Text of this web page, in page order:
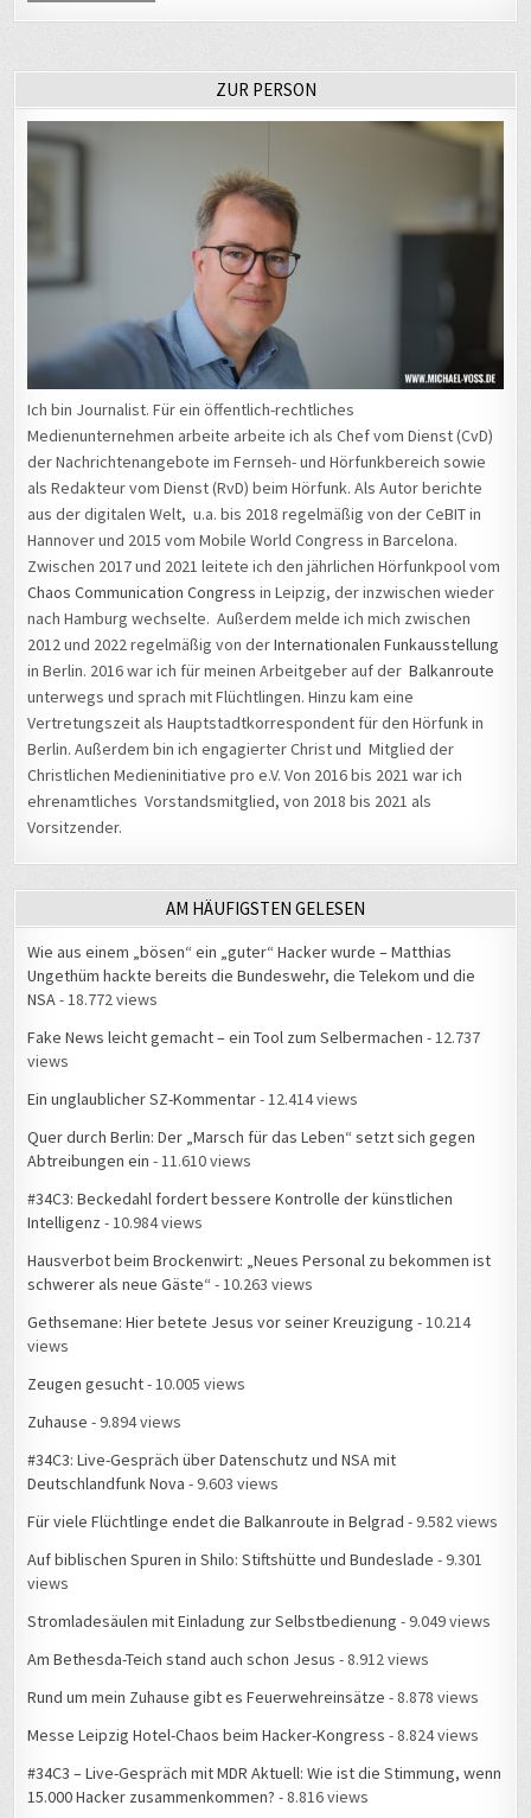
ZUR PERSON
Ich bin Journalist. Für ein öffentlich-rechtliches
Medienunternehmen arbeite arbeite ich als Chef vom Dienst (CvD)
der Nachrichtenangebote im Fernseh- und Hörfunkbereich sowie
als Redakteur vom Dienst (RvD) beim Hörfunk. Als Autor berichte
aus der digitalen Welt, u.a. bis 2018 regelmäßig von der CeBIT in
Hannover und 2015 vom Mobile World Congress in Barcelona.
Zwischen 2017 und 2021 leitete ich den jährlichen Hörfunkpool vom
Chaos Communication Congress in Leipzig, der inzwischen wieder
nach Hamburg wechselte. Außerdem melde ich mich zwischen
2012 und 2022 regelmäßig von derInternationalen Funkausstellung
in Berlin. 2016 war ich für meinen Arbeitgeber auf derBalkanroute
unterwegs und sprach mit Flüchtlingen. Hinzu kam eine
Vertretungszeit als Hauptstadtkorrespondent für den Hörfunk in
Berlin. Außerdem bin ich engagierter Christ und Mitglied der
Christlichen Medieninitiative pro e.V. Von 2016 bis 2021 war ich
ehrenamtliches Vorstandsmitglied, von 2018 bis 2021 als
Vorsitzender.
AM HÄUFIGSTEN GELESEN
Wie aus einem „bösen“ ein „guter“ Hacker wurde – Matthias
Ungethüm hackte bereits die Bundeswehr, die Telekom und die
NSA- 18.772 views
Fake News leicht gemacht – ein Tool zum Selbermachen - 12.737
views
Ein unglaublicher SZ-Kommentar- 12.414 views
Quer durch Berlin: Der „Marsch für das Leben“ setzt sich gegen
Abtreibungen ein - 11.610 views
#34C3: Beckedahl fordert bessere Kontrolle der künstlichen
Intelligenz - 10.984 views
Hausverbot beim Brockenwirt: „Neues Personal zu bekommen ist
schwerer als neue Gäste“ - 10.263 views
Gethsemane: Hier betete Jesus vor seiner Kreuzigung - 10.214
views
Zeugen gesucht- 10.005 views
Zuhause - 9.894 views
#34C3: Live-Gespräch über Datenschutz und NSA mit
Deutschlandfunk Nova - 9.603 views
Für viele Flüchtlinge endet die Balkanroute in Belgrad - 9.582 views
Auf biblischen Spuren in Shilo: Stiftshütte und Bundeslade - 9.301
views
Stromladesäulen mit Einladung zur Selbstbedienung - 9.049 views
Am Bethesda-Teich stand auch schon Jesus - 8.912 views
Rund um mein Zuhause gibt es Feuerwehreinsätze - 8.878 views
Messe Leipzig Hotel-Chaos beim Hacker-Kongress - 8.824 views
#34C3 – Live-Gespräch mit MDR Aktuell: Wie ist die Stimmung, wenn
15.000 Hacker zusammenkommen? - 8.816 views